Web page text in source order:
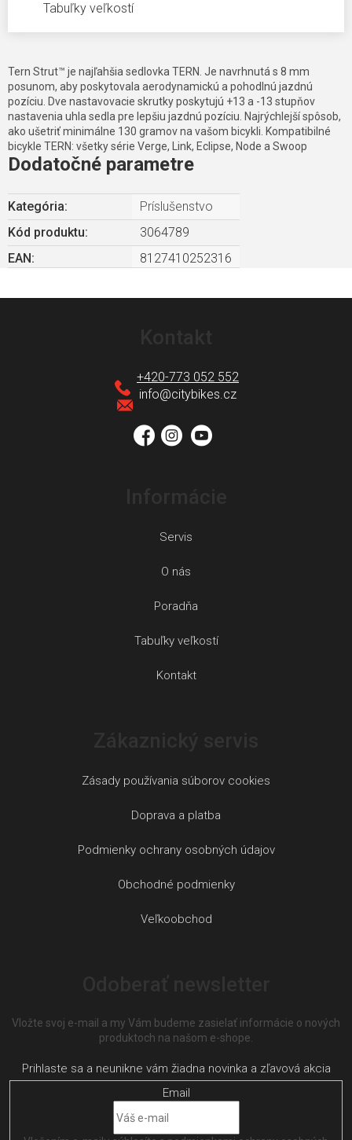
Tabuľky veľkostí
Tern Strut™ je najľahšia sedlovka TERN. Je navrhnutá s 8 mm
posunom, aby poskytovala aerodynamickú a pohodlnú jazdnú
pozíciu. Dve nastavovacie skrutky poskytujú +13 a -13 stupňov
nastavenia uhla sedla pre lepšiu jazdnú pozíciu. Najrýchlejší spôsob,
ako ušetriť minimálne 130 gramov na vašom bicykli. Kompatibilné
bicykle TERN: všetky série Verge, Link, Eclipse, Node a Swoop
Dodatočné parametre
Kategória:
Príslušenstvo
Kód produktu:
3064789
EAN : 8127410252316
info@citybikes.cz
+420-773 052 552
Servis
O nás
Poradňa
Tabuľky veľkostí
Kontakt
Zásady používania súborov cookies
Doprava a platba
Podmienky ochrany osobných údajov
Obchodné podmienky
Veľkoobchod
Vložte svoj e-mail a my Vám budeme zasielať informácie o nových
produktoch na našom e-shope.
Email